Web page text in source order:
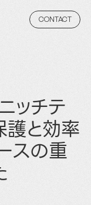
CONTACT
ッチテ
と効率
スの重